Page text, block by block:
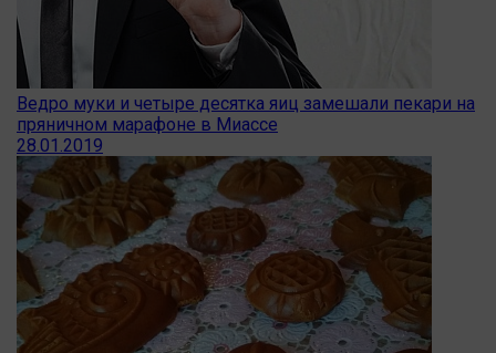
Ведро муки и четыре десятка яиц замешали пекари на
пряничном марафоне в Миассе
28.01.2019